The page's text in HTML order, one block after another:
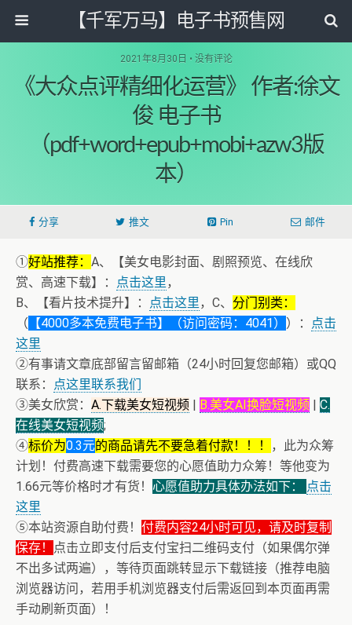
【千军万马】电子书预售网
2021年8月30日 • 没有评论
《大众点评精细化运营》 作者:徐文
俊 电子书
（pdf+word+epub+mobi+azw3版
本）
分享 推文 Pin 邮件
①好站推荐： A、【美女电影封面、剧照预览、在线欣
赏、高速下载】：
点击这里，
B、【看片技术提升】：
点击这里，C、 分门别类：
（ 【4000多本免费电子书】（访问密码：4041） ）：
点击
这里
②有事请文章底部留言留邮箱（24小时回复您邮箱）或QQ
联系：
点这里联系我们
③美女欣赏： A.下载美女短视频 | B.美女AI换脸短视频 | C.
在线美女短视频;
④标价为0.3元的商品请先不要急着付款！！！
，此为众筹
计划！付费高速下载需要您的心愿值助力众筹！等他变为
1.66元等价格时才有货！ 心愿值助力具体办法如下：
点击
这里
⑤本站资源自助付费！ 付费内容24小时可见，请及时复制
保存！
点击立即支付后支付宝扫二维码支付（如果偶尔弹
不出多试两遍），等待页面跳转显示下载链接（推荐电脑
浏览器访问，若用手机浏览器支付后需返回到本页面再需
手动刷新页面）！